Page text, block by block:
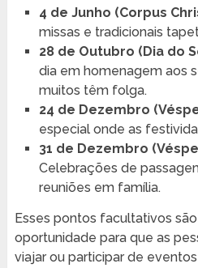
4 de Junho (Corpus
missas e tradicionais
28 de Outubro (Dia do
dia em homenagem aos
muitos têm folga.
24 de Dezembro
especial onde as
31 de Dezembro
Celebrações de
reuniões em família.
Esses pontos facultativos
oportunidade para que as
viajar ou participar de